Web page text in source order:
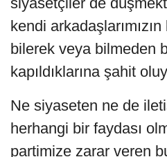
kendi arkadaşlarımızın
bilerek veya bilmeden
kapıldıklarına şahit
Ne siyaseten ne de
herhangi bir faydası
partimize zarar veren